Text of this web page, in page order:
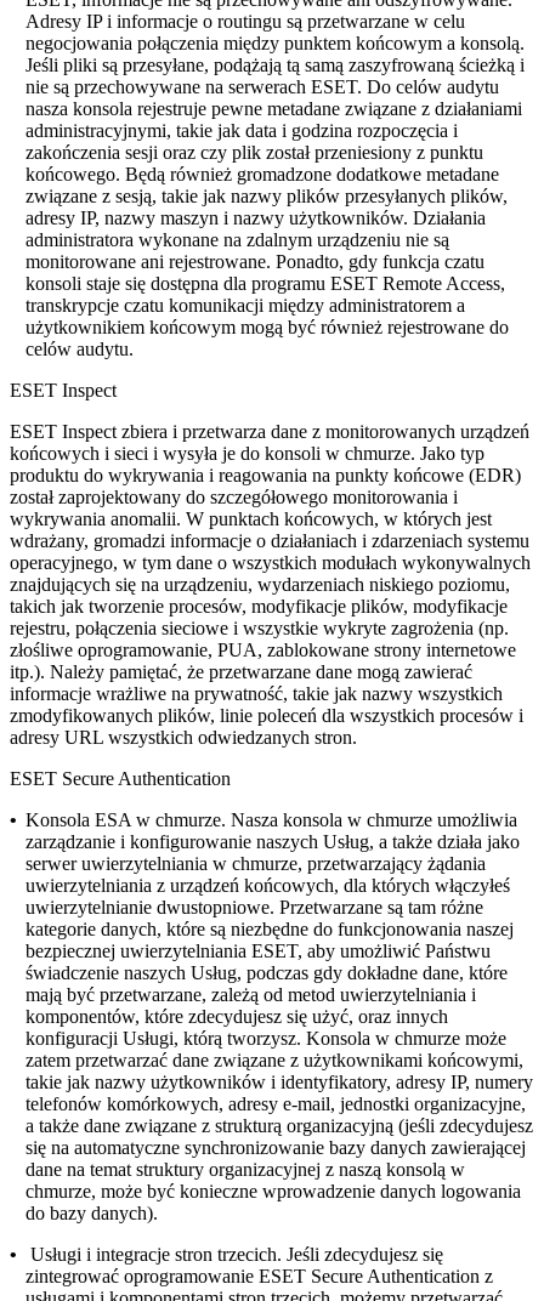
Adresy IP i informacje o routingu są przetwarzane w celu
negocjowania połączenia między punktem końcowym a konsolą.
Jeśli pliki są przesyłane, podążają tą samą zaszyfrowaną ścieżką i
nie są przechowywane na serwerach ESET. Do celów audytu
nasza konsola rejestruje pewne metadane związane z działaniami
administracyjnymi, takie jak data i godzina rozpoczęcia i
zakończenia sesji oraz czy plik został przeniesiony z punktu
końcowego. Będą również gromadzone dodatkowe metadane
związane z sesją, takie jak nazwy plików przesyłanych plików,
adresy IP, nazwy maszyn i nazwy użytkowników. Działania
administratora wykonane na zdalnym urządzeniu nie są
monitorowane ani rejestrowane. Ponadto, gdy funkcja czatu
konsoli staje się dostępna dla programu ESET Remote Access,
transkrypcje czatu komunikacji między administratorem a
użytkownikiem końcowym mogą być również rejestrowane do
celów audytu.
ESET Inspect
ESET Inspect zbiera i przetwarza dane z monitorowanych urządzeń
końcowych i sieci i wysyła je do konsoli w chmurze. Jako typ
produktu do wykrywania i reagowania na punkty końcowe (EDR)
został zaprojektowany do szczegółowego monitorowania i
wykrywania anomalii. W punktach końcowych, w których jest
wdrażany, gromadzi informacje o działaniach i zdarzeniach systemu
operacyjnego, w tym dane o wszystkich modułach wykonywalnych
znajdujących się na urządzeniu, wydarzeniach niskiego poziomu,
takich jak tworzenie procesów, modyfikacje plików, modyfikacje
rejestru, połączenia sieciowe i wszystkie wykryte zagrożenia (np.
złośliwe oprogramowanie, PUA, zablokowane strony internetowe
itp.). Należy pamiętać, że przetwarzane dane mogą zawierać
informacje wrażliwe na prywatność, takie jak nazwy wszystkich
zmodyfikowanych plików, linie poleceń dla wszystkich procesów i
adresy URL wszystkich odwiedzanych stron.
ESET Secure Authentication
• Konsola ESA w chmurze. Nasza konsola w chmurze umożliwia
zarządzanie i konfigurowanie naszych Usług, a także działa jako
serwer uwierzytelniania w chmurze, przetwarzający żądania
uwierzytelniania z urządzeń końcowych, dla których włączyłeś
uwierzytelnianie dwustopniowe. Przetwarzane są tam różne
kategorie danych, które są niezbędne do funkcjonowania naszej
bezpiecznej uwierzytelniania ESET, aby umożliwić Państwu
świadczenie naszych Usług, podczas gdy dokładne dane, które
mają być przetwarzane, zależą od metod uwierzytelniania i
komponentów, które zdecydujesz się użyć, oraz innych
konfiguracji Usługi, którą tworzysz. Konsola w chmurze może
zatem przetwarzać dane związane z użytkownikami końcowymi,
takie jak nazwy użytkowników i identyfikatory, adresy IP, numery
telefonów komórkowych, adresy e-mail, jednostki organizacyjne,
a także dane związane z strukturą organizacyjną (jeśli zdecydujesz
się na automatyczne synchronizowanie bazy danych zawierającej
dane na temat struktury organizacyjnej z naszą konsolą w
chmurze, może być konieczne wprowadzenie danych logowania
do bazy danych).
•
Usługi i integracje stron trzecich. Jeśli zdecydujesz się
zintegrować oprogramowanie ESET Secure Authentication z